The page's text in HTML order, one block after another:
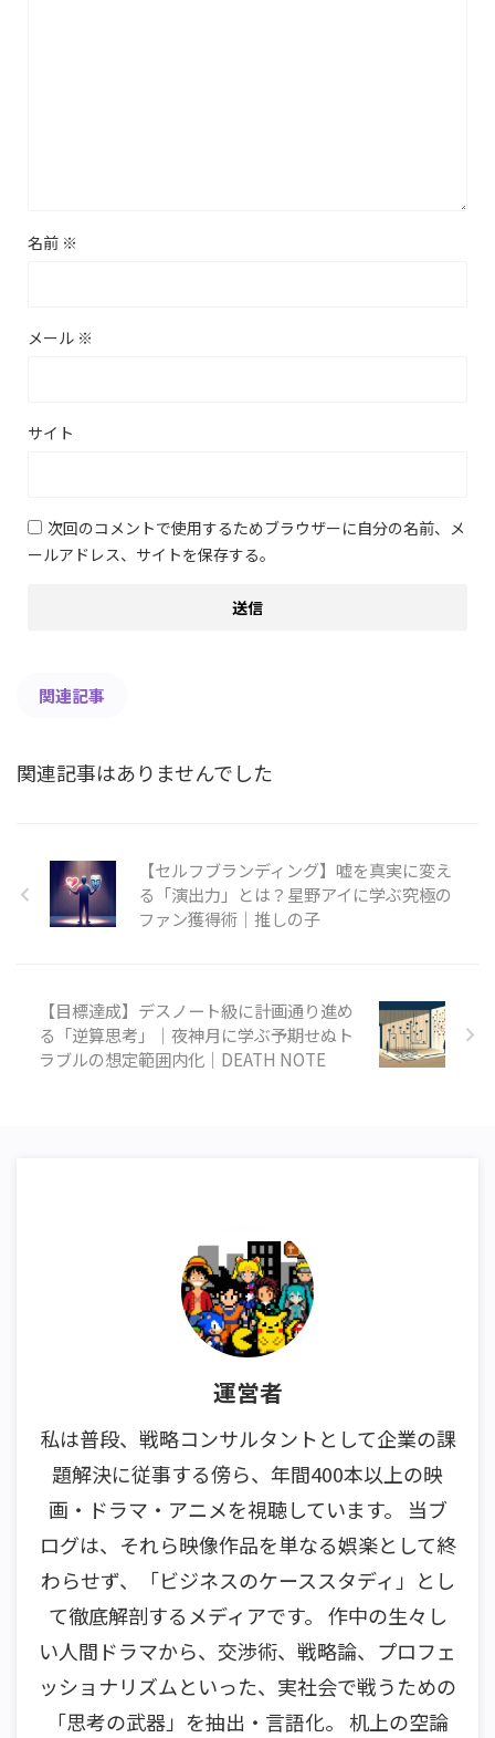
名前 ※
メール ※
サイト
次回のコメントで使用するためブラウザーに自分の名前、メ
ールアドレス、サイトを保存する。
関連記事
関連記事はありませんでした
【セルフブランディング】嘘を真実に変え
る「演出力」とは？星野アイに学ぶ究極の
ファン獲得術｜推しの子
【目標達成】デスノート級に計画通り進め
る「逆算思考」｜夜神月に学ぶ予期せぬト
ラブルの想定範囲内化｜DEATH NOTE
運営者
私は普段、戦略コンサルタントとして企業の課
題解決に従事する傍ら、年間400本以上の映
画・ドラマ・アニメを視聴しています。 当ブ
ログは、それら映像作品を単なる娯楽として終
わらせず、「ビジネスのケーススタディ」とし
て徹底解剖するメディアです。 作中の生々し
い人間ドラマから、交渉術、戦略論、プロフェ
ッショナリズムといった、実社会で戦うための
「思考の武器」を抽出・言語化。 机上の空論